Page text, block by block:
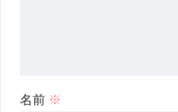
名前 ※